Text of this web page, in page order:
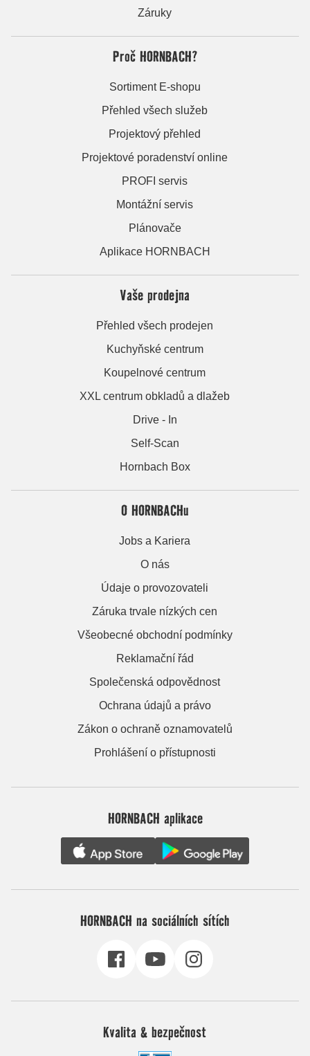
Záruky
Proč HORNBACH?
Sortiment E-shopu
Přehled všech služeb
Projektový přehled
Projektové poradenství online
PROFI servis
Montážní servis
Plánovače
Aplikace HORNBACH
Vaše prodejna
Přehled všech prodejen
Kuchyňské centrum
Koupelnové centrum
XXL centrum obkladů a dlažeb
Drive - In
Self-Scan
Hornbach Box
O HORNBACHu
Jobs a Kariera
O nás
Údaje o provozovateli
Záruka trvale nízkých cen
Všeobecné obchodní podmínky
Reklamační řád
Společenská odpovědnost
Ochrana údajů a právo
Zákon o ochraně oznamovatelů
Prohlášení o přístupnosti
HORNBACH aplikace
HORNBACH na sociálních sítích
Kvalita & bezpečnost